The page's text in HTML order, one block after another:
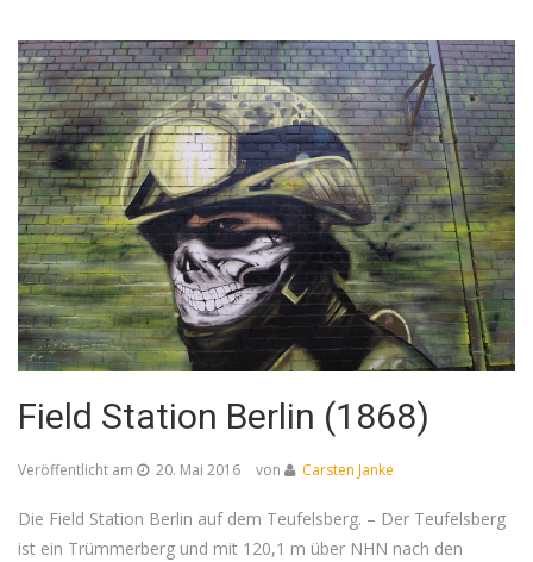
Field Station Berlin (1868)
Veröffentlicht am 20. Mai 2016 von Carsten Janke
Die Field Station Berlin auf dem Teufelsberg. – Der Teufelsberg
ist ein Trümmerberg und mit 120,1 m über NHN nach den